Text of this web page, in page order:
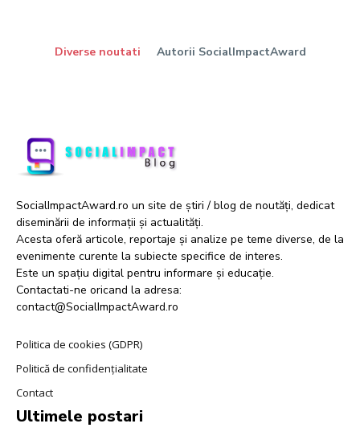
Diverse noutati Autorii SocialImpactAward
SocialImpactAward.ro un site de știri / blog de noutăți, dedicat
diseminării de informații și actualități.
Acesta oferă articole, reportaje și analize pe teme diverse, de la
evenimente curente la subiecte specifice de interes.
Este un spațiu digital pentru informare și educație.
Contactati-ne oricand la adresa:
contact@SocialImpactAward.ro
Politica de cookies (GDPR)
Politică de confidențialitate
Contact
Ultimele postari